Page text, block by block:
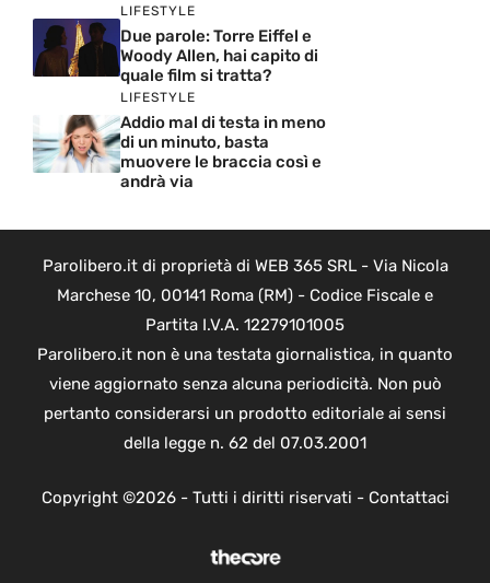
LIFESTYLE
Due parole: Torre Eiffel e
Woody Allen, hai capito di
quale film si tratta?
LIFESTYLE
Addio mal di testa in meno
di un minuto, basta
muovere le braccia così e
andrà via
Parolibero.it di proprietà di WEB 365 SRL - Via Nicola
Marchese 10, 00141 Roma (RM) - Codice Fiscale e
Partita I.V.A. 12279101005
Parolibero.it non è una testata giornalistica, in quanto
viene aggiornato senza alcuna periodicità. Non può
pertanto considerarsi un prodotto editoriale ai sensi
della legge n. 62 del 07.03.2001
Copyright ©2026 - Tutti i diritti riservati - Contattaci